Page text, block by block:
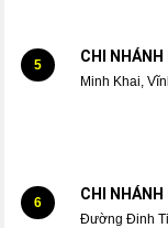
5 CHI NHÁNH
Minh Khai,
6 CHI
Đường Đinh